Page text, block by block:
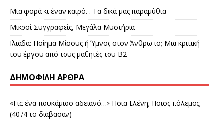
Μια φορά κι έναν καιρό… Τα δικά μας παραμύθια
Μικροί Συγγραφείς, Μεγάλα Μυστήρια
Ιλιάδα: Ποίημα Μίσους ή Ύμνος στον Άνθρωπο; Μια κριτική
του έργου από τους μαθητές του Β2
ΔΗΜΟΦΙΛΉ ΆΡΘΡΑ
«Για ένα πουκάμισο αδειανό…» Ποια Ελένη; Ποιος πόλεμος;
(4074 το διάβασαν)